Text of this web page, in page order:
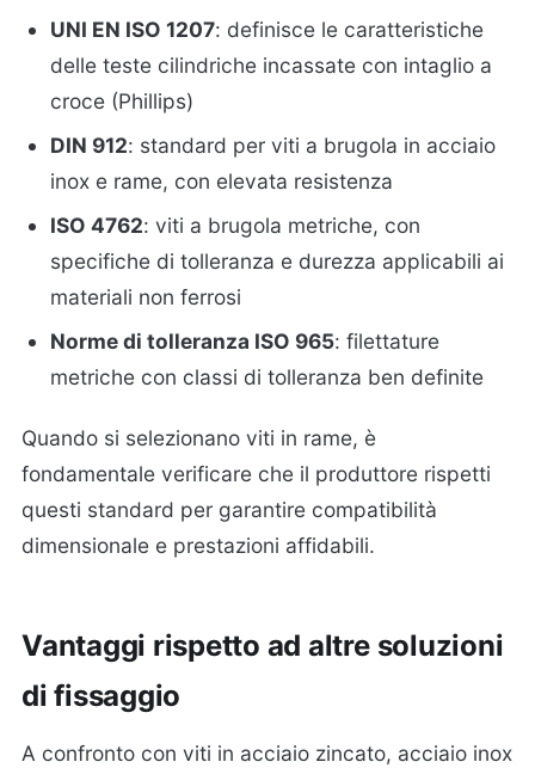
UNI EN ISO 1207: definisce le caratteristiche
delle teste cilindriche incassate con intaglio a
croce (Phillips)
DIN 912: standard per viti a brugola in acciaio
inox e rame, con elevata resistenza
ISO 4762: viti a brugola metriche, con
specifiche di tolleranza e durezza applicabili ai
materiali non ferrosi
Norme di tolleranza ISO 965: filettature
metriche con classi di tolleranza ben definite
Quando si selezionano viti in rame, è
fondamentale verificare che il produttore rispetti
questi standard per garantire compatibilità
dimensionale e prestazioni affidabili.
Vantaggi rispetto ad altre soluzioni
di fissaggio
A confronto con viti in acciaio zincato, acciaio inox